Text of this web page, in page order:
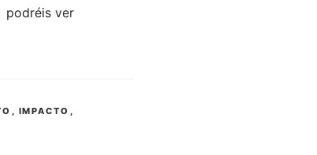
podréis ver
, IMPACTO ,